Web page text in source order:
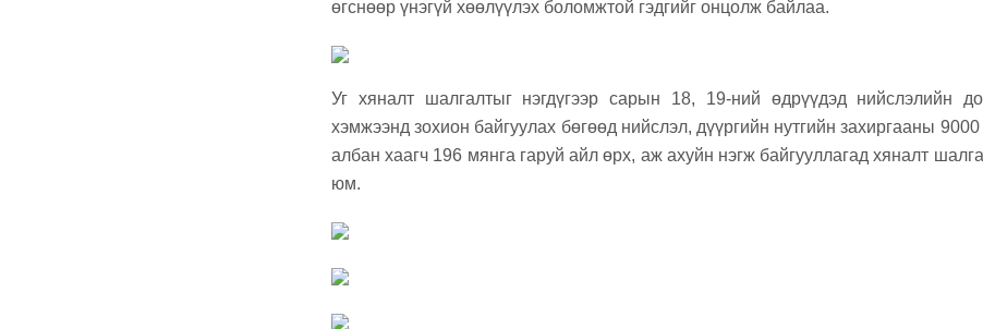
өгснөөр үнэгүй хөөлүүлэх боломжтой гэдгийг онцолж байлаа.
Уг хяналт шалгалтыг нэгдүгээр сарын 18, 19-ний өдрүүдэд нийслэлийн
хэмжээнд зохион байгуулах бөгөөд нийслэл, дүүргийн нутгийн захиргааны
албан хаагч 196 мянга гаруй айл өрх, аж ахуйн нэгж байгууллагад хяналт
юм.